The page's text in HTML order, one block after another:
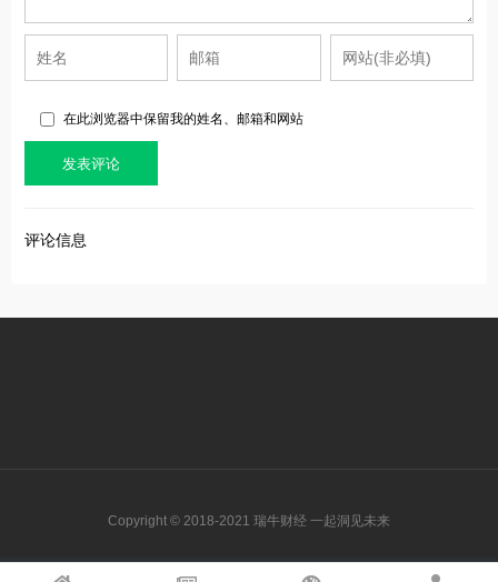
在此浏览器中保留我的姓名、邮箱和网站
评论信息
Copyright © 2018-2021 瑞牛财经 一起洞见未来